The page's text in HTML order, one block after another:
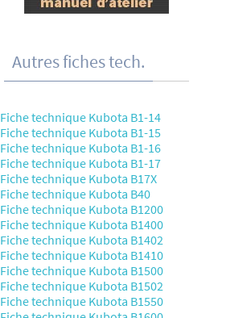
Autres fiches tech.
Fiche technique Kubota B1-14
Fiche technique Kubota B1-15
Fiche technique Kubota B1-16
Fiche technique Kubota B1-17
Fiche technique Kubota B17X
Fiche technique Kubota B40
Fiche technique Kubota B1200
Fiche technique Kubota B1400
Fiche technique Kubota B1402
Fiche technique Kubota B1410
Fiche technique Kubota B1500
Fiche technique Kubota B1502
Fiche technique Kubota B1550